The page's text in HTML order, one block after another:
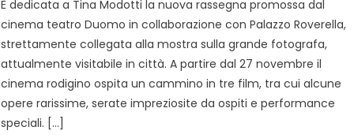
È dedicata a Tina Modotti la nuova rassegna promossa dal
cinema teatro Duomo in collaborazione con Palazzo Roverella,
strettamente collegata alla mostra sulla grande fotografa,
attualmente visitabile in città. A partire dal 27 novembre il
cinema rodigino ospita un cammino in tre film, tra cui alcune
opere rarissime, serate impreziosite da ospiti e performance
speciali. […]